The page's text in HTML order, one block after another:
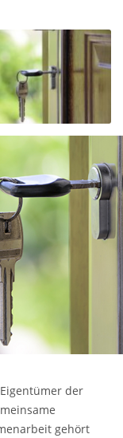
der
gehört